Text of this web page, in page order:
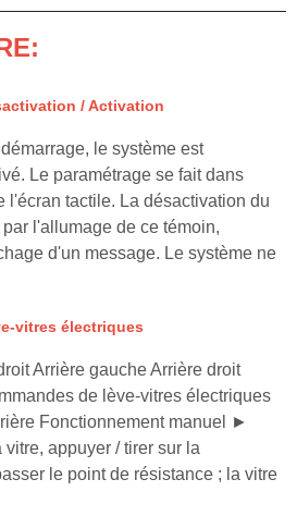
/ Activation
le système est
Le paramétrage se fait dans
l'écran tactile. La désactivation du
l'allumage de ce témoin,
d'un message. Le système ne
vitres électriques
Arrière gauche Arrière droit
de lève-vitres électriques
Fonctionnement manuel ►
vitre, appuyer / tirer sur la
le point de résistance ; la vitre